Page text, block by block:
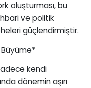
oluşturması, bu
ve politik
güçlendirmiştir.
Büyüme*
kendi
dönemin aşırı